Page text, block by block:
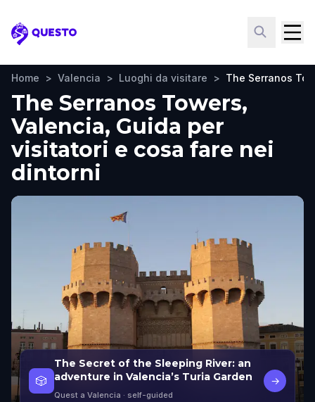
Questo
Home > Valencia > Luoghi da visitare > The Serranos
The Serranos Towers,
Valencia, Guida per
visitatori e cosa fare nei
dintorni
🎲
The Secret of the Sleeping River: an
adventure in Valencia’s Turia Garden
Quest a Valencia · self-guided
→